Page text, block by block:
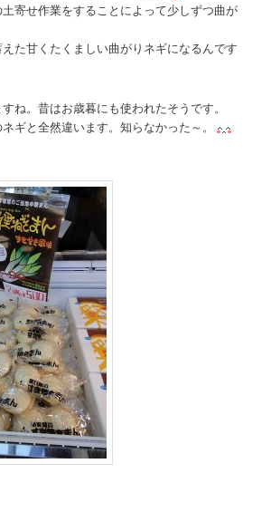
寄せ作業をすることによって少しずつ曲が
た甘くたくましい曲がりネギになるんです
ね。昔はお歳暮にも使われたそうです。
ギと全然違います。知らなかった～。